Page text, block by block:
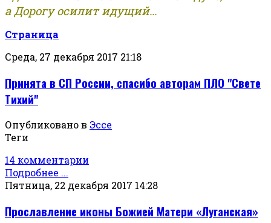
а Дорогу осилит идущий...
Страница
Среда, 27 декабря 2017 21:18
Принята в СП России, спасибо авторам ПЛО "Свете
Тихий"
Опубликовано в Эссе
Теги
14 комментарии
Подробнее ...
Пятница, 22 декабря 2017 14:28
Прославление иконы Божией Матери «Луганская»